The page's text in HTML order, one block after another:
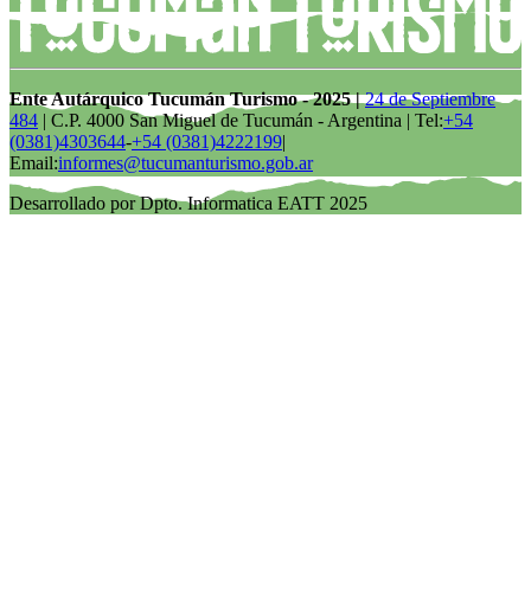
Ente Autárquico Tucumán Turismo - 2025 |24 de Septiembre
484 | C.P. 4000 San Miguel de Tucumán - Argentina | Tel:+54
(0381)4303644-+54 (0381)4222199|
Email:informes@tucumanturismo.gob.ar
Desarrollado por Dpto. Informatica EATT 2025